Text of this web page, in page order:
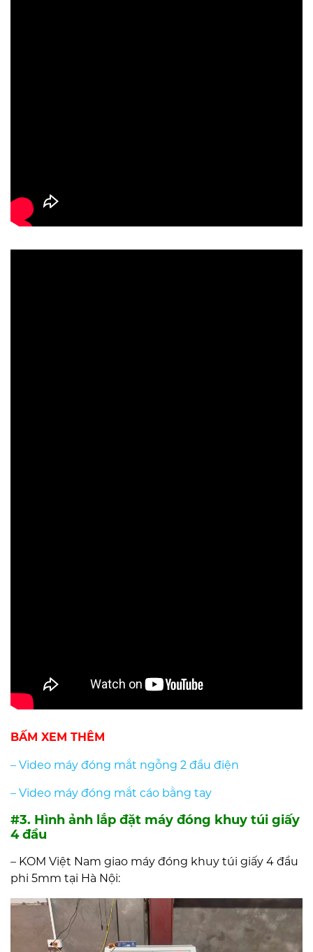
BẤM XEM THÊM
– Video máy đóng mắt ngỗng 2 đầu điện
– Video máy đóng mắt cáo bằng tay
#3. Hình ảnh lắp đặt máy đóng khuy túi giấy
4 đầu
– KOM Việt Nam giao máy đóng khuy túi giấy 4 đầu
phi 5mm tại Hà Nội: